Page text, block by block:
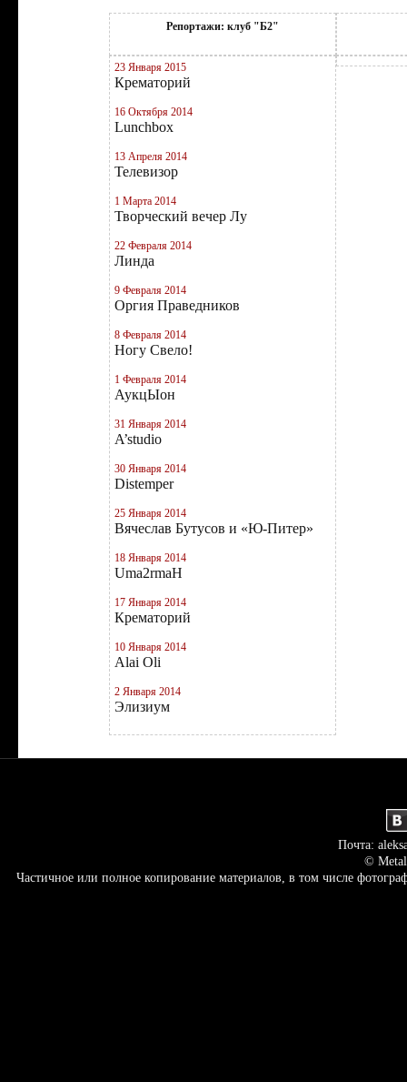
Репортажи: клуб "Б2"
23 Января 2015
Крематорий
16 Октября 2014
Lunchbox
13 Апреля 2014
Телевизор
1 Марта 2014
Творческий вечер Лу
22 Февраля 2014
Линда
9 Февраля 2014
Оргия Праведников
8 Февраля 2014
Ногу Свело!
1 Февраля 2014
АукцЫон
31 Января 2014
A’studio
30 Января 2014
Distemper
25 Января 2014
Вячеслав Бутусов и «Ю-Питер»
18 Января 2014
Uma2rmaН
17 Января 2014
Крематорий
10 Января 2014
Alai Oli
2 Января 2014
Элизиум
Почта:
©
Частичное или полное копирование материалов, в том числе